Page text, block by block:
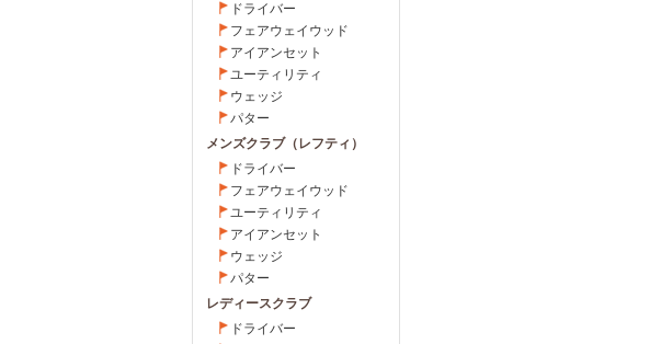
ドライバー
フェアウェイウッド
アイアンセット
ユーティリティ
ウェッジ
パター
メンズクラブ（レフティ）
ドライバー
フェアウェイウッド
ユーティリティ
アイアンセット
ウェッジ
パター
レディースクラブ
ドライバー